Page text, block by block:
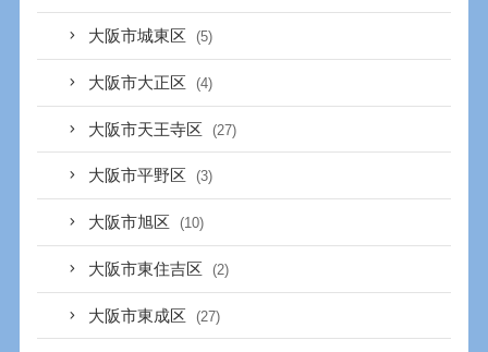
大阪市城東区 (5)
大阪市大正区 (4)
大阪市天王寺区 (27)
大阪市平野区 (3)
大阪市旭区 (10)
大阪市東住吉区 (2)
大阪市東成区 (27)